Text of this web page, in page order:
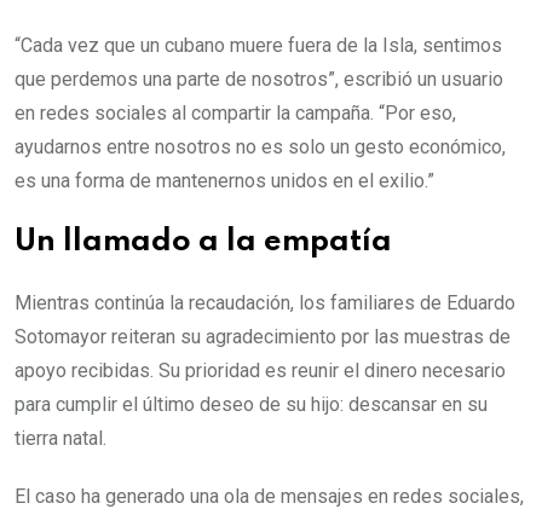
“Cada vez que un cubano muere fuera de la Isla, sentimos
que perdemos una parte de nosotros”, escribió un usuario
en redes sociales al compartir la campaña. “Por eso,
ayudarnos entre nosotros no es solo un gesto económico,
es una forma de mantenernos unidos en el exilio.”
Un llamado a la empatía
Mientras continúa la recaudación, los familiares de Eduardo
Sotomayor reiteran su agradecimiento por las muestras de
apoyo recibidas. Su prioridad es reunir el dinero necesario
para cumplir el último deseo de su hijo: descansar en su
tierra natal.
El caso ha generado una ola de mensajes en redes sociales,